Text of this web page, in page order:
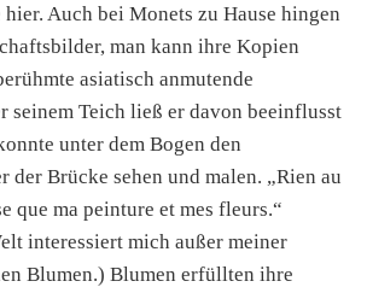
Auch bei Monets zu Hause hingen
man kann ihre Kopien
asiatisch anmutende
seinem Teich ließ er davon beeinflusst
unter dem Bogen den
der Brücke sehen und malen. „Rien au
que ma peinture et mes fleurs.“
interessiert mich außer meiner
Blumen.) Blumen erfüllten ihre